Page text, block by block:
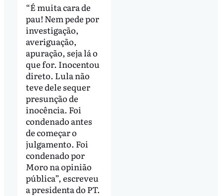
“É muita cara de
pau! Nem pede por
investigação,
averiguação,
apuração, seja lá o
que for. Inocentou
direto. Lula não
teve dele sequer
presunção de
inocência. Foi
condenado antes
de começar o
julgamento. Foi
condenado por
Moro na opinião
pública”, escreveu
a presidenta do PT.